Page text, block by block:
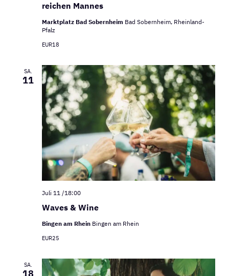
reichen Mannes
Marktplatz Bad Sobernheim Bad Sobernheim, Rheinland-
Pfalz
EUR18
SA.
11
Waves & Wine
Juli 11 /18:00
Bingen am Rhein Bingen am Rhein
EUR25
SA.